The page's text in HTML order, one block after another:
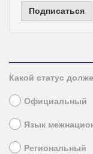
Подписаться
Какой статус
Официальный
Язык
Региональный